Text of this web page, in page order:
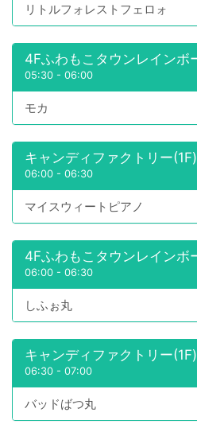
リトルフォレストフェロォ
4Fふわもこタウンレインボ
05:30 - 06:00
モカ
キャンディファクトリー(1F)
06:00 - 06:30
マイスウィートピアノ
4Fふわもこタウンレインボ
06:00 - 06:30
しふぉ丸
キャンディファクトリー(1F)
06:30 - 07:00
バッドばつ丸